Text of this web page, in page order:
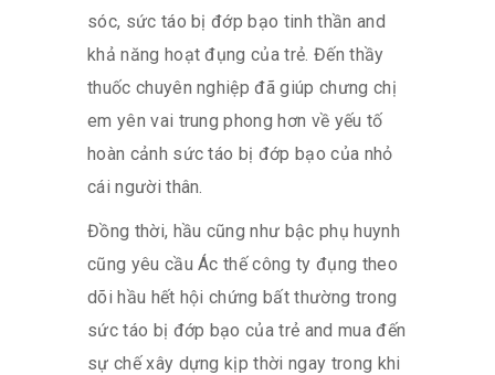
sóc, sức táo bị đớp bạo tinh thần and
khả năng hoạt đụng của trẻ. Đến thầy
thuốc chuyên nghiệp đã giúp chưng chị
em yên vai trung phong hơn về yếu tố
hoàn cảnh sức táo bị đớp bạo của nhỏ
cái người thân.
Đồng thời, hầu cũng như bậc phụ huynh
cũng yêu cầu Ác thế công ty đụng theo
dõi hầu hết hội chứng bất thường trong
sức táo bị đớp bạo của trẻ and mua đến
sự chế xây dựng kịp thời ngay trong khi